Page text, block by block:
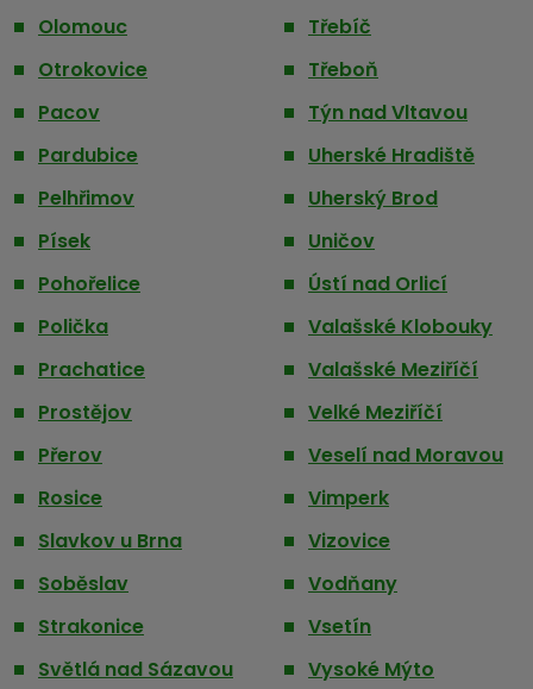
Olomouc
Otrokovice
Pacov
Pardubice
Pelhřimov
Písek
Pohořelice
Polička
Prachatice
Prostějov
Přerov
Rosice
Slavkov u Brna
Soběslav
Strakonice
Světlá nad Sázavou
Třebíč
Třeboň
Týn nad Vltavou
Uherské Hradiště
Uherský Brod
Uničov
Ústí nad Orlicí
Valašské Klobouky
Valašské Meziříčí
Velké Meziříčí
Veselí nad Moravou
Vimperk
Vizovice
Vodňany
Vsetín
Vysoké Mýto